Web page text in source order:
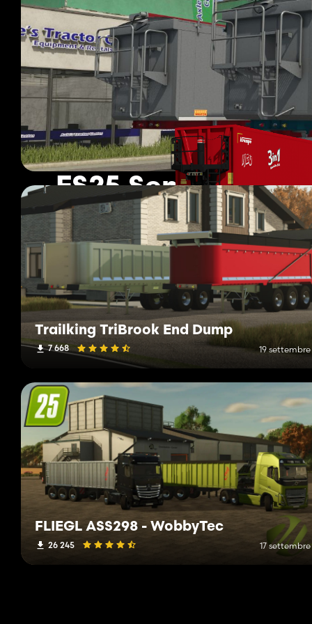
FS25
196 i mod Pagina 10 di 17
Trailking TriBrook End Dump
7 668 19
FLIEGL ASS298 - WobbyTec
26 245 17